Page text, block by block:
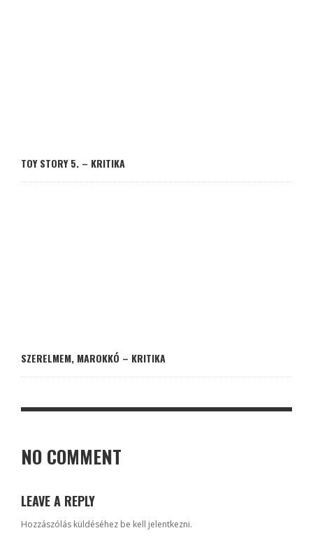
TOY STORY 5. – KRITIKA
SZERELMEM, MAROKKÓ – KRITIKA
NO COMMENT
LEAVE A REPLY
Hozzászólás küldéséhez be kell jelentkezni.